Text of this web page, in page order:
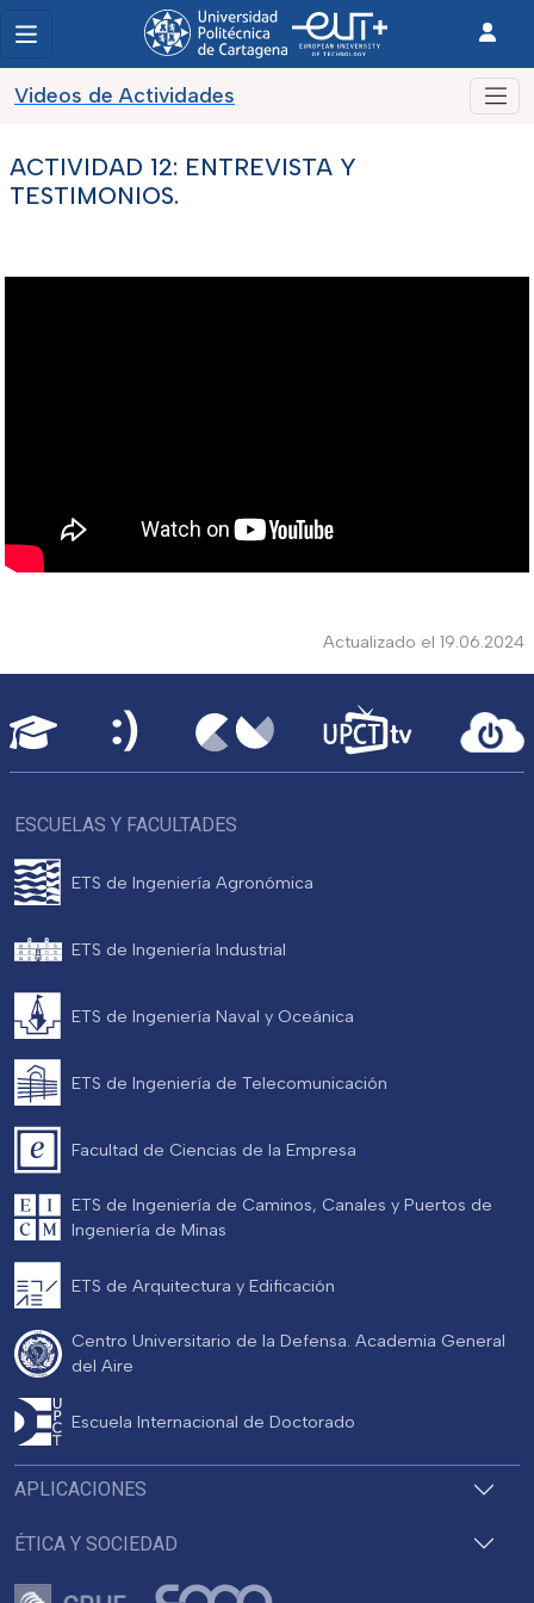
Videos de Actividades
ACTIVIDAD 12: ENTREVISTA Y
TESTIMONIOS.
Actualizado el 19.06.2024
APLICACIONES
ÉTICA Y SOCIEDAD
ESCUELAS Y FACULTADES
ETS de Ingeniería Agronómica
ETS de Ingeniería Industrial
ETS de Ingeniería Naval y Oceánica
ETS de Ingeniería de Telecomunicación
Facultad de Ciencias de la Empresa
ETS de Ingeniería de Caminos, Canales y Puertos de
Ingeniería de Minas
ETS de Arquitectura y Edificación
Centro Universitario de la Defensa. Academia General
del Aire
Escuela Internacional de Doctorado